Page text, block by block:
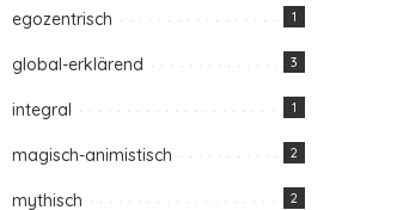
egozentrisch 1
global-erklärend 3
integral 1
magisch-animistisch 2
mythisch 2